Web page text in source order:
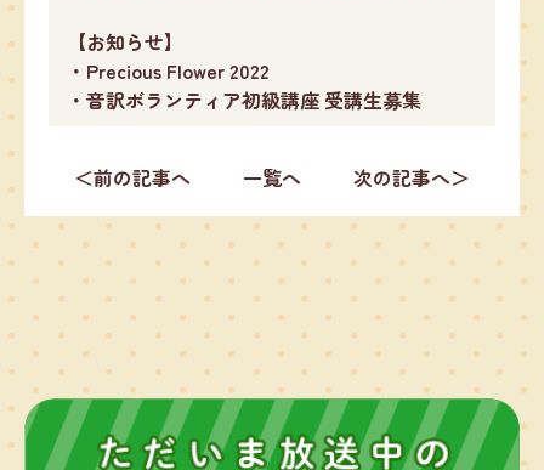
【お知らせ】
・Precious Flower 2022
・音訳ボランティア初級講座 受講生募集
＜前の記事へ 一覧へ 次の記事へ＞